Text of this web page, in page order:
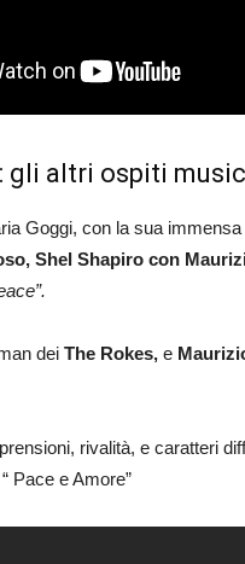
gli altri ospiti
Goggi, con la sua
Shel Shapiro con
dei The Rokes, e
rivalità, e caratteri
Pace e Amore”